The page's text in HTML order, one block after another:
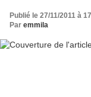
Publié le 27/11/2011 à
Par emmila